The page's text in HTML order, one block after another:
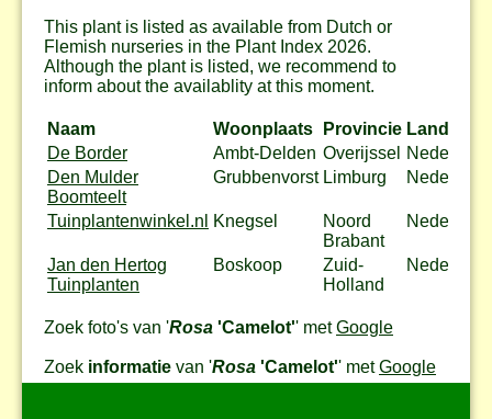
This plant is listed as available from Dutch or
Flemish nurseries in the Plant Index 2026.
Although the plant is listed, we recommend to
inform about the availablity at this moment.
Naam Woonplaats Provincie Land
De Border
Ambt-Delden Overijssel
Nederland
Den Mulder
Boomteelt
Grubbenvorst Limburg Nederland
Tuinplantenwinkel.nl Knegsel
Noord
Brabant
Nederland
Jan den Hertog
Tuinplanten
Boskoop
Zuid-
Holland
Nederland
Zoek foto's van 'Rosa 'Camelot'' metGoogle
Zoek informatie van 'Rosa 'Camelot'' metGoogle